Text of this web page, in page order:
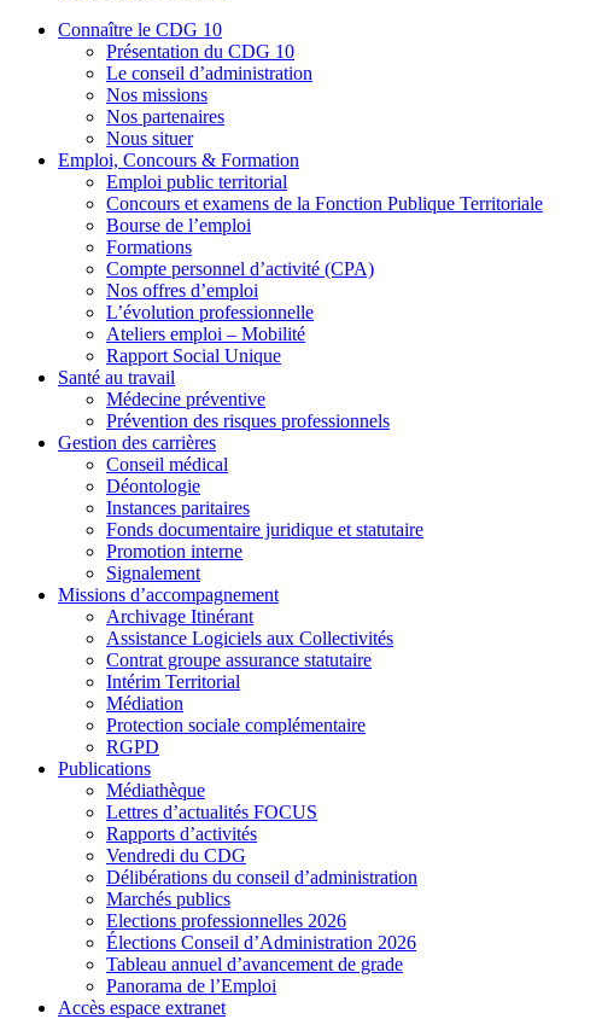
Connaître le CDG 10
Présentation du CDG 10
Le conseil d’administration
Nos missions
Nos partenaires
Nous situer
Emploi, Concours & Formation
Emploi public territorial
Concours et examens de la Fonction Publique Territoriale
Bourse de l’emploi
Formations
Compte personnel d’activité (CPA)
Nos offres d’emploi
L’évolution professionnelle
Ateliers emploi – Mobilité
Rapport Social Unique
Santé au travail
Médecine préventive
Prévention des risques professionnels
Gestion des carrières
Conseil médical
Déontologie
Instances paritaires
Fonds documentaire juridique et statutaire
Promotion interne
Signalement
Missions d’accompagnement
Archivage Itinérant
Assistance Logiciels aux Collectivités
Contrat groupe assurance statutaire
Intérim Territorial
Médiation
Protection sociale complémentaire
RGPD
Publications
Médiathèque
Lettres d’actualités FOCUS
Rapports d’activités
Vendredi du CDG
Délibérations du conseil d’administration
Marchés publics
Elections professionnelles 2026
Élections Conseil d’Administration 2026
Tableau annuel d’avancement de grade
Panorama de l’Emploi
Accès espace extranet